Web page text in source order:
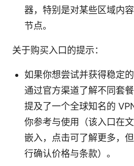
器，特别是对某些区域内
节点。
关于购买入口的提示：
如果你想尝试并获得稳定
通过官方渠道了解不同套
提及了一个全球知名的
你参考与使用（该入口在
嵌入，点击可了解更多，
行确认价格与条款）。